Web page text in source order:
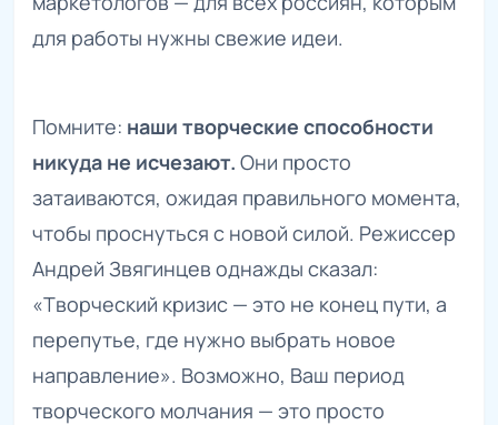
для работы нужны свежие идеи.
Помните: наши творческие способности
никуда не исчезают. Они просто
затаиваются, ожидая правильного момента,
чтобы проснуться с новой силой. Режиссер
Андрей Звягинцев однажды сказал:
«Творческий кризис — это не конец пути, а
перепутье, где нужно выбрать новое
направление». Возможно, Ваш период
творческого молчания — это просто